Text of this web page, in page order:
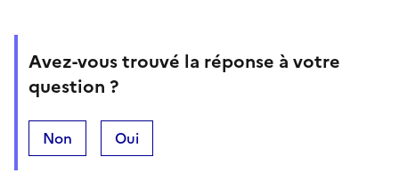
Avez-vous trouvé la réponse à votre
question ?
Non Oui